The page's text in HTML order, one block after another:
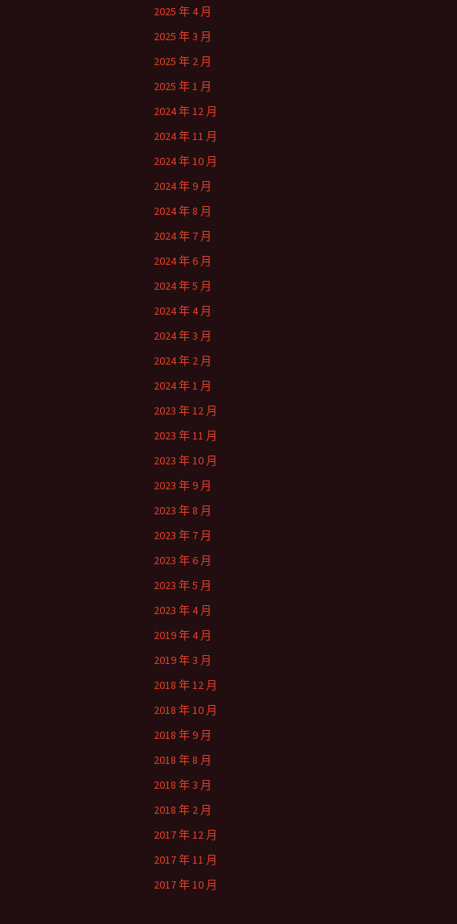
2025 年 4 月
2025 年 3 月
2025 年 2 月
2025 年 1 月
2024 年 12 月
2024 年 11 月
2024 年 10 月
2024 年 9 月
2024 年 8 月
2024 年 7 月
2024 年 6 月
2024 年 5 月
2024 年 4 月
2024 年 3 月
2024 年 2 月
2024 年 1 月
2023 年 12 月
2023 年 11 月
2023 年 10 月
2023 年 9 月
2023 年 8 月
2023 年 7 月
2023 年 6 月
2023 年 5 月
2023 年 4 月
2019 年 4 月
2019 年 3 月
2018 年 12 月
2018 年 10 月
2018 年 9 月
2018 年 8 月
2018 年 3 月
2018 年 2 月
2017 年 12 月
2017 年 11 月
2017 年 10 月